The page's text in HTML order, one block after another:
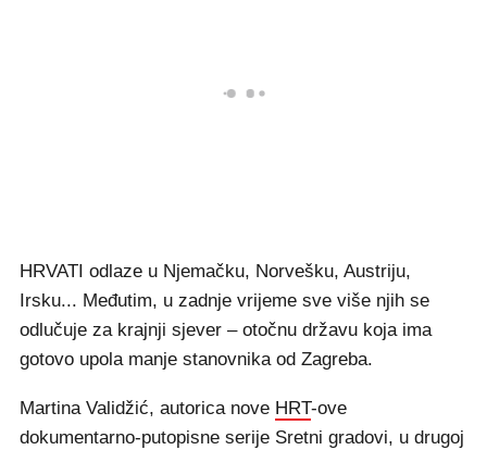
HRVATI odlaze u Njemačku, Norvešku, Austriju,
Irsku... Međutim, u zadnje vrijeme sve više njih se
odlučuje za krajnji sjever – otočnu državu koja ima
gotovo upola manje stanovnika od Zagreba.
Martina Validžić, autorica nove HRT-ove
dokumentarno-putopisne serije Sretni gradovi, u drugoj